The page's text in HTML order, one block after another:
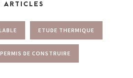
ARTICLES
ETUDE THERMIQUE
PERMIS DE CONSTRUIRE